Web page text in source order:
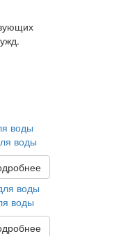
воды
воды